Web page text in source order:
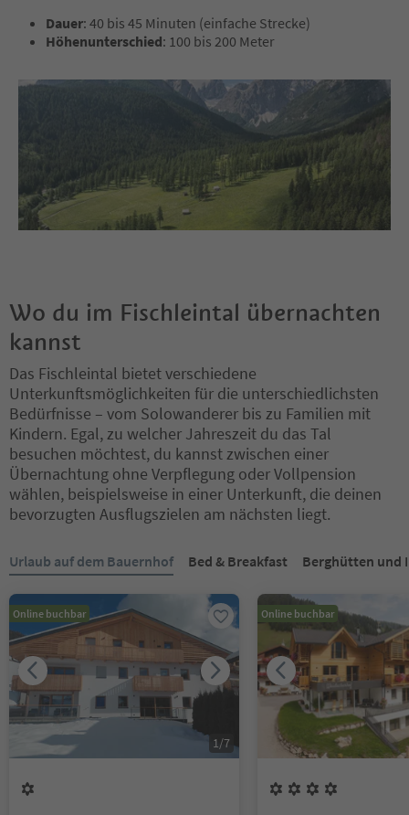
Dauer: 40 bis 45 Minuten (einfache Strecke)
Höhenunterschied: 100 bis 200 Meter
Wo du im Fischleintal übernachten
kannst
Das Fischleintal bietet verschiedene
Unterkunftsmöglichkeiten für die unterschiedlichsten
Bedürfnisse – vom Solowanderer bis zu Familien mit
Kindern. Egal, zu welcher Jahreszeit du das Tal
besuchen möchtest, du kannst zwischen einer
Übernachtung ohne Verpflegung oder Vollpension
wählen, beispielsweise in einer Unterkunft, die deinen
bevorzugten Ausflugszielen am nächsten liegt.
Urlaub auf dem Bauernhof Bed & Breakfast Berghütten und
Online buchbar
1/7
Online buchbar